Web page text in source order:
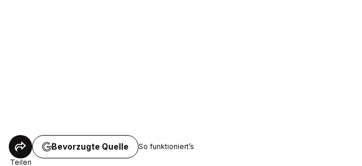
Teilen
Bevorzugte Quelle So funktioniert’s